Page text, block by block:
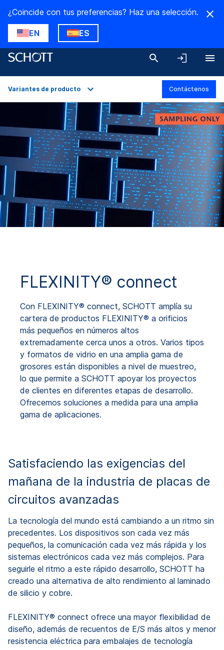
¿Coincide con tus preferencias? Haz una selección.
EN ES
Descripción general
Aplicaciones
Datos técnicos
Variantes de producto
Variantes de producto Contáctenos
FLEXINITY® connect
Con FLEXINITY® connect, SCHOTT amplía su
cartera de productos FLEXINITY® a orificios
más pequeños en números altos
extremadamente cerca unos a otros. Varios tipos
y formatos de vidrio en una amplia gama de
grosores están disponibles a nivel de muestreo,
lo que permite a SCHOTT apoyar los proyectos
de clientes en diferentes etapas de desarrollo.
Ofrecemos soluciones a medida para una amplia
gama de aplicaciones.
Satisfaciendo las exigencias del
mañana de la industria de placas de
circuitos avanzadas
La tecnología del mundo está cambiando a un ritmo sin
precedentes. Los dispositivos son cada vez más
pequeños, la comunicación cada vez más rápida y los
sistemas electrónicos cada vez más complejos. Para
seguirle el ritmo a este rápido desarrollo, SCHOTT ha
creado una alternativa de alto rendimiento al laminado
de silicio y cobre.
FLEXINITY® connect ofrece una mayor flexibilidad de
diseño, además de recuentos de E/S más altos y menor
resistencia eléctrica para embalajes de tecnología